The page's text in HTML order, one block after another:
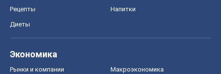
Рецепты Напитки
Диеты
Экономика
Рынки и компании Mакроэкономика